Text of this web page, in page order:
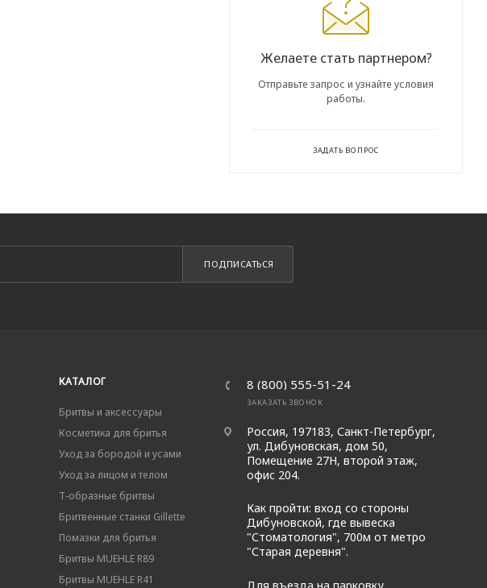
Желаете стать партнером?
Отправьте запрос и узнайте условия
работы.
ЗАДАТЬ ВОПРОС
ПОДПИСАТЬСЯ
КАТАЛОГ
Бритвы и аксессуары
Косметика для бритья
Уход за бородой и усами
Уход за лицом и телом
Т-образные бритвы
Бритвенные станки Gillette
Помазки для бритья
Бритвы MUEHLE R89
Бритвы MUEHLE R41
8 (800) 555-51-24
ЗАКАЗАТЬ ЗВОНОК
Россия, 197183, Санкт-Петербург,
ул. Дибуновская, дом 50,
Помещение 27Н, второй этаж,
офис 204.
Как пройти: вход со стороны
Дибуновской, где вывеска
"Стоматология", 700м от метро
"Старая деревня".